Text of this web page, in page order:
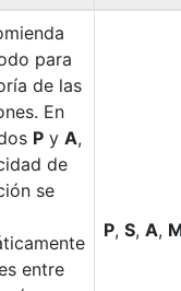
para
de las
En
P y A,
de
se
entre
P, S, A,